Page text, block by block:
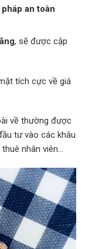
an toàn
, sẽ được cập
tích cực về giá
về thường được
tư vào các khâu
nhân viên…